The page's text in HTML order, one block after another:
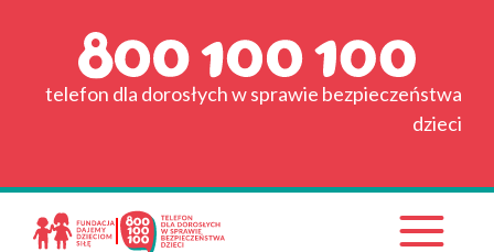
telefon dla dorosłych w sprawie bezpieczeństwa
dzieci
Strona główna
Pytania i odpowiedzi
Materiały do pobrania